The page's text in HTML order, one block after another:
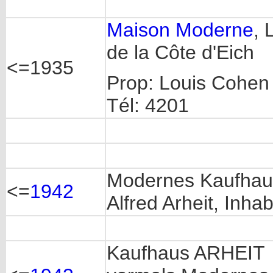
<=1935
Maison Moderne,
de la Côte d'Eich
Prop: Louis Cohen
Tél: 4201
<=1942
Modernes
Alfred Arheit,
Kaufhaus ARHEIT